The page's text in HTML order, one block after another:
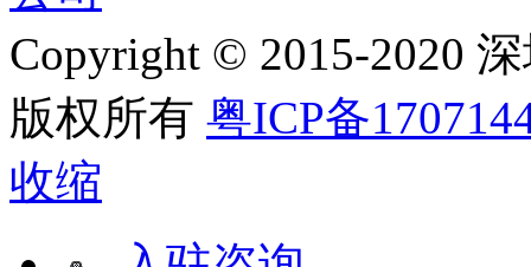
Copyright © 2015-2020
版权所有 粤ICP备
收缩